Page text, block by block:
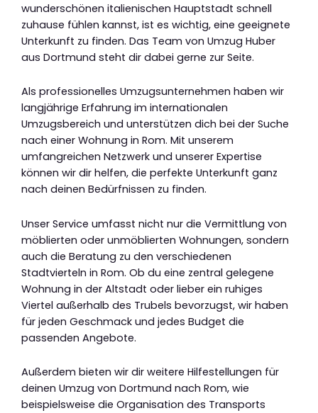
wunderschönen italienischen Hauptstadt schnell
zuhause fühlen kannst, ist es wichtig, eine geeignete
Unterkunft zu finden. Das Team von Umzug Huber
aus Dortmund steht dir dabei gerne zur Seite.
Als professionelles Umzugsunternehmen haben wir
langjährige Erfahrung im internationalen
Umzugsbereich und unterstützen dich bei der Suche
nach einer Wohnung in Rom. Mit unserem
umfangreichen Netzwerk und unserer Expertise
können wir dir helfen, die perfekte Unterkunft ganz
nach deinen Bedürfnissen zu finden.
Unser Service umfasst nicht nur die Vermittlung von
möblierten oder unmöblierten Wohnungen, sondern
auch die Beratung zu den verschiedenen
Stadtvierteln in Rom. Ob du eine zentral gelegene
Wohnung in der Altstadt oder lieber ein ruhiges
Viertel außerhalb des Trubels bevorzugst, wir haben
für jeden Geschmack und jedes Budget die
passenden Angebote.
Außerdem bieten wir dir weitere Hilfestellungen für
deinen Umzug von Dortmund nach Rom, wie
beispielsweise die Organisation des Transports